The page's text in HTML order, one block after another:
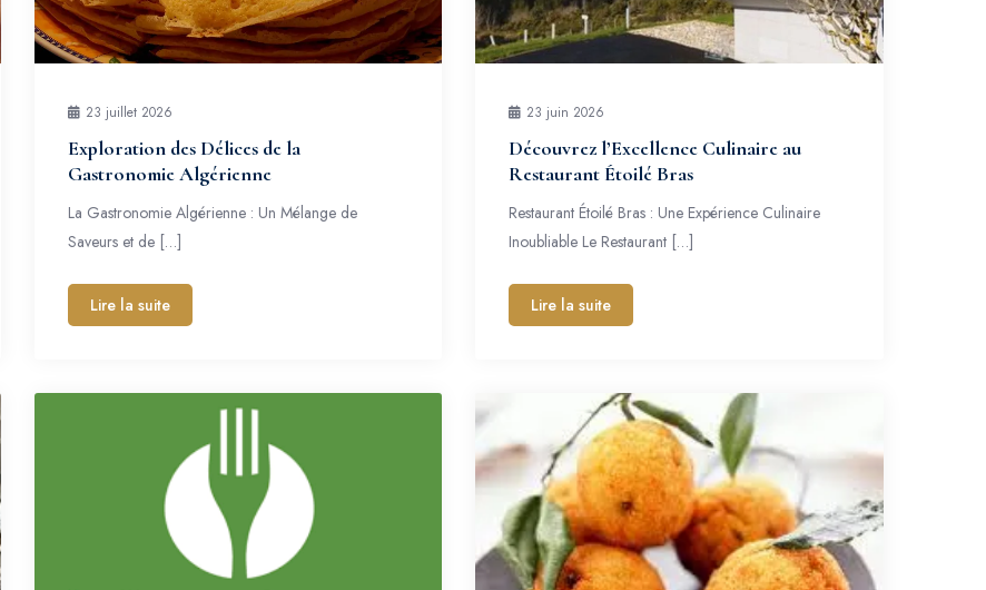
23 juillet 2026
Exploration des Délices de la
Gastronomie Algérienne
La Gastronomie Algérienne : Un Mélange de
Saveurs et de […]
Lire la suite
23 juin 2026
Découvrez l’Excellence Culinaire au
Restaurant Étoilé Bras
Restaurant Étoilé Bras : Une Expérience Culinaire
Inoubliable Le Restaurant […]
Lire la suite